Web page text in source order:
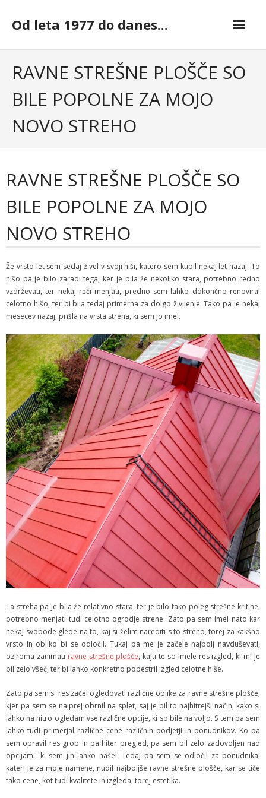
contentOd leta 1977 do danes...
RAVNE STREŠNE PLOŠČE SO
BILE POPOLNE ZA MOJO
NOVO STREHO
RAVNE STREŠNE PLOŠČE SO
BILE POPOLNE ZA MOJO
NOVO STREHO
Že vrsto let sem sedaj živel v svoji hiši, katero sem kupil nekaj let nazaj. To
hišo pa je bilo zaradi tega, ker je bila že nekoliko stara, potrebno redno
vzdrževati, ter nekaj reči menjati, predno sem lahko dokončno renoviral
celotno hišo, ter bi bila tedaj primerna za dolgo življenje. Tako pa je nekaj
mesecev nazaj, prišla na vrsta streha, ki sem jo imel.
Ta streha pa je bila že relativno stara, ter je bilo tako poleg strešne kritine,
potrebno menjati tudi celotno ogrodje strehe. Zato pa sem imel nato kar
nekaj svobode glede na to, kaj si želim narediti s to streho, torej za kakšno
vrsto in obliko bi se odločil. Tukaj pa me je začele najbolj navduševati,
oziroma zanimati ravne strešne plošče, kajti te so imele res izgled, ki mi je
bil zelo všeč, ter bi lahko konkretno popestril izgled celotne hiše.
Zato pa sem si res začel ogledovati različne oblike za ravne strešne plošče,
kjer pa sem se najprej obrnil na splet, saj je bil to najhitrejši način, kako si
lahko na hitro ogledam vse različne opcije, ki so bile na voljo. S tem pa sem
lahko tudi primerjal različne cene različnih podjetji in ponudnikov. Ko pa
sem opravil res grob in pa hiter pregled, pa sem bil zelo zadovoljen nad
opcijami, ki sem jih lahko našel. Tedaj pa sem se odločil za ponudnika,
kateri je za moje namene, nudil najboljše ravne strešne plošče, kar se tiče
tako cene, kot tudi kvalitete in izgleda, torej estetika.